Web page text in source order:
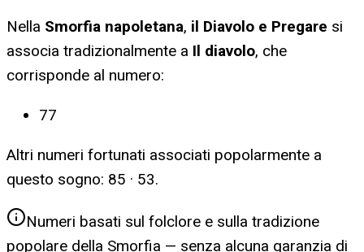
Nella Smorfia napoletana, il Diavolo e Pregare si
associa tradizionalmente a Il diavolo, che
corrisponde al numero:
77
Altri numeri fortunati associati popolarmente a
questo sogno: 85 · 53.
Numeri basati sul folclore e sulla tradizione
popolare della Smorfia — senza alcuna garanzia di